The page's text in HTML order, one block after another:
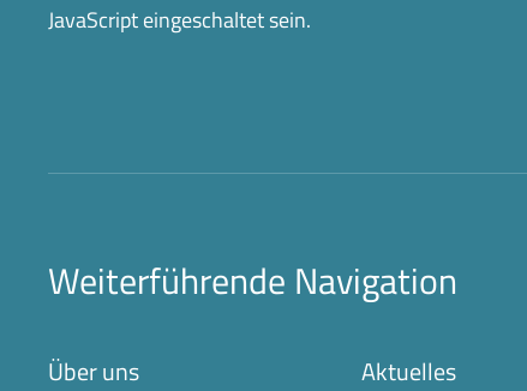
JavaScript eingeschaltet sein.
Weiterführende Navigation
Über uns Aktuelles